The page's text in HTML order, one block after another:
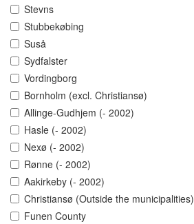
Stevns
Stubbekøbing
Suså
Sydfalster
Vordingborg
Bornholm (excl. Christiansø)
Allinge-Gudhjem (- 2002)
Hasle (- 2002)
Nexø (- 2002)
Rønne (- 2002)
Aakirkeby (- 2002)
Christiansø (Outside the municipalities)
Funen County